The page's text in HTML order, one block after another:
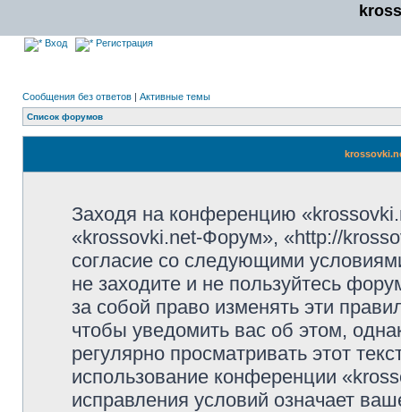
Вход Регистрация
Сообщения без ответов | Активные темы
Список форумов
Заходя на конференцию
«krossovki.net-Форум», «http://
согласие со следующими
не заходите и не пользуйтесь
за собой право изменять эти
чтобы уведомить вас об этом,
регулярно просматривать этот
использование конференции
исправления условий означает